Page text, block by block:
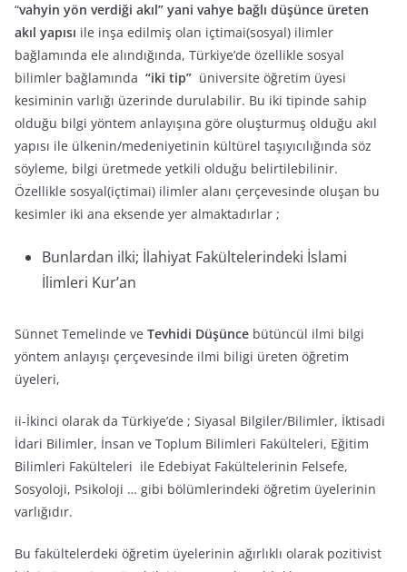
“vahyin yön verdiği akıl” yani vahye bağlı düşünce üreten
akıl yapısı ile inşa edilmiş olan içtimai(sosyal) ilimler
bağlamında ele alındığında, Türkiye’de özellikle sosyal
bilimler bağlamında “iki tip” üniversite öğretim üyesi
kesiminin varlığı üzerinde durulabilir. Bu iki tipinde sahip
olduğu bilgi yöntem anlayışına göre oluşturmuş olduğu akıl
yapısı ile ülkenin/medeniyetinin kültürel taşıyıcılığında söz
söyleme, bilgi üretmede yetkili olduğu belirtilebilinir.
Özellikle sosyal(içtimai) ilimler alanı çerçevesinde oluşan bu
kesimler iki ana eksende yer almaktadırlar ;
Bunlardan ilki; İlahiyat Fakültelerindeki İslami
İlimleri Kur’an
Sünnet Temelinde ve Tevhidi Düşünce bütüncül ilmi bilgi
yöntem anlayışı çerçevesinde ilmi biligi üreten öğretim
üyeleri,
ii-İkinci olarak da Türkiye’de ; Siyasal Bilgiler/Bilimler, İktisadi
İdari Bilimler, İnsan ve Toplum Bilimleri Fakülteleri, Eğitim
Bilimleri Fakülteleri ile Edebiyat Fakültelerinin Felsefe,
Sosyoloji, Psikoloji … gibi bölümlerindeki öğretim üyelerinin
varlığıdır.
Bu fakültelerdeki öğretim üyelerinin ağırlıklı olarak pozitivist